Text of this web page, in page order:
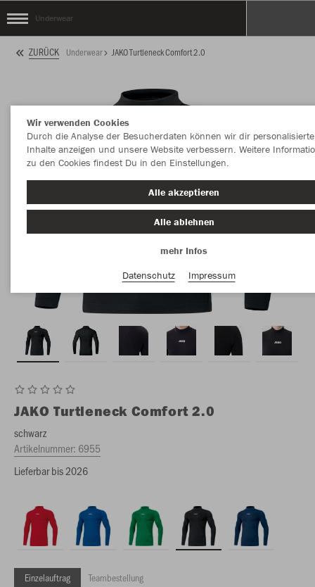
Underwear
ZURÜCK Underwear JAKO Turtleneck Comfort 2.0
JAKO Turtleneck Comfort 2.0
schwarz
Artikelnummer: 6955
Lieferbar bis 2026
Einzelauftrag Teambestellung
Wir verwenden Cookies
Durch die Analyse der Besucherdaten können wir dir personalisierte
Inhalte anzeigen und unsere Website verbessern. Weitere
zu den Cookies findest Du in den Einstellungen.
Alle akzeptieren
Alle ablehnen
mehr Infos
Datenschutz
Impressum